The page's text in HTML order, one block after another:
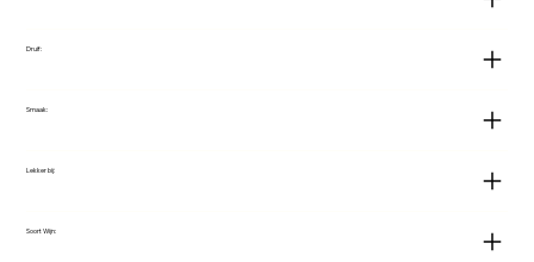
Druif:
Smaak:
Lekker bij:
Soort Wijn: